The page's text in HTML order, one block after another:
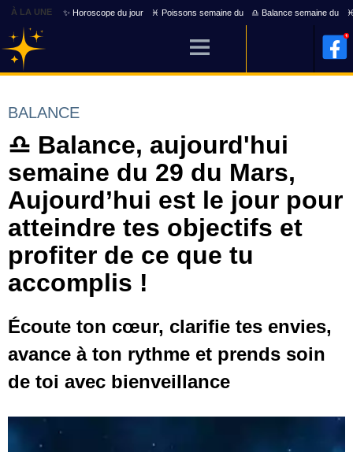
À LA UNE ✨ Horoscope du jour ♓ Poissons semaine du ♎ Balance semaine du
BALANCE
♎ Balance, aujourd'hui
semaine du 29 du Mars,
Aujourd’hui est le jour pour
atteindre tes objectifs et
profiter de ce que tu
accomplis !
Écoute ton cœur, clarifie tes envies,
avance à ton rythme et prends soin
de toi avec bienveillance